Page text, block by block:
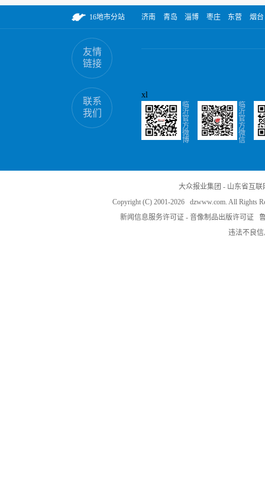
16地市分站 济南 青岛 淄博 枣庄 东营 烟台
友情
链接
联系
我们
xl
临
沂
官
方
微
博
临
沂
官
方
微
信
大众报业集团 - 山东省互联
Copyright (C) 2001-2026 dzwww.com. All Rights
新闻信息服务许可证 - 音像制品出版许可证
违法不良信